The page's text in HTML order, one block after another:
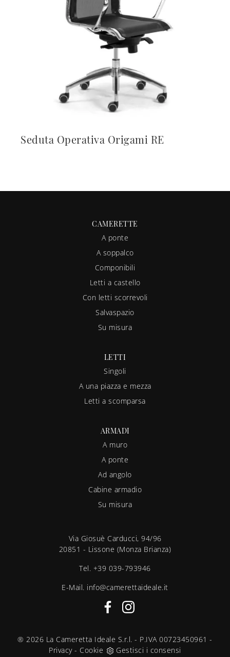
Seduta Operativa Origami RE
CAMERETTE
A ponte
A soppalco
Componibili
Letti a castello
Con letti scorrevoli
Salvaspazio
Su misura
LETTI
Singoli
A una piazza e mezza
Letti a scomparsa
ARMADI
A muro
A ponte
Ad angolo
Cabine armadio
Su misura
Via Giosuè Carducci, 94/96
20851 - Lissone (Monza Brianza)
Tel. +39 039-793946
E-Mail. info@camerettaideale.it
® 2026 La Cameretta Ideale S.r.l. - P.IVA 00723450961 -
Privacy- Cookie Gestisci i consensi